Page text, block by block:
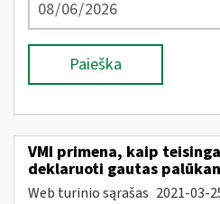
Paieška
VMI primena, kaip
deklaruoti gautas
Web turinio sąrašas 2021-03-